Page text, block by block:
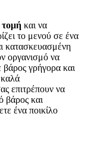
τομή και να
το μενού σε ένα
κατασκευασμένη
οργανισμό να
βάρος γρήγορα και
επιτρέπουν να
βάρος και
ένα ποικίλο